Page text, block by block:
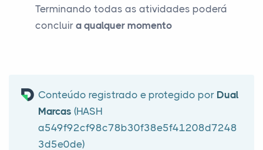
Terminando todas as atividades poderá
concluir a qualquer momento
Conteúdo registrado e protegido por Dual
Marcas (HASH
a549f92cf98c78b30f38e5f41208d7248
3d5e0de)